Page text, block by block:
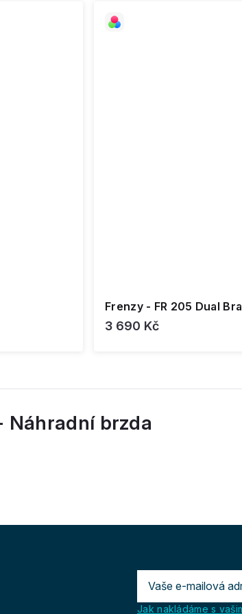
Frenzy - FR 205 Dual
3 690 Kč
Náhradní brzda
Jak nakládáme s